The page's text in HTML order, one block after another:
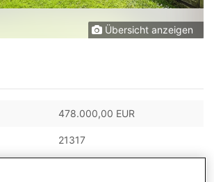
Übersicht anzeigen
478.000,00 EUR
21317